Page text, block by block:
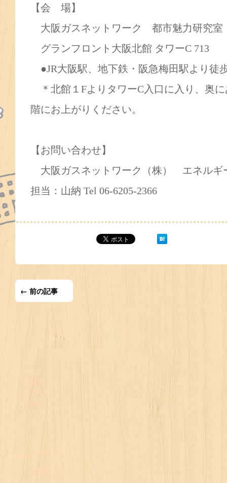
【会 場】
大阪ガスネットワーク 都市魅力研究室
グランフロント大阪北館 タワーC 713
●JR大阪駅、地下鉄・阪急梅田駅より徒
＊北館１FよりタワーC入口に入り、奥
階にお上がりください。
【お問い合わせ】
大阪ガスネットワーク（株） エネルギ
担当：山納 Tel 06-6205-2366
← 前の記事